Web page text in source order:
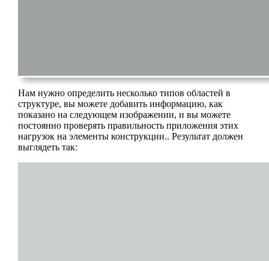
Нам нужно определить несколько типов областей в
структуре, вы можете добавить информацию, как
показано на следующем изображении, и вы можете
постоянно проверять правильность приложения этих
нагрузок на элементы конструкции.. Результат должен
выглядеть так: